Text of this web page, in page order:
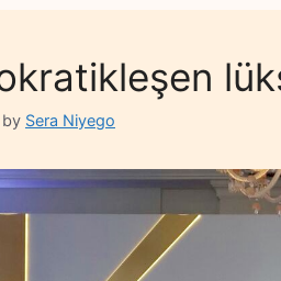
by Sera Niyego